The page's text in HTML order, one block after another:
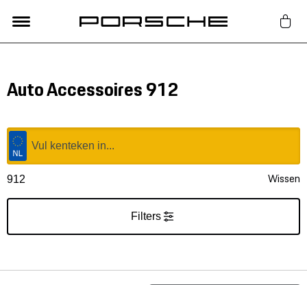
Classic
Nieuw
Porsche finder
Auto Accessoires 912
912 Wissen
Filters